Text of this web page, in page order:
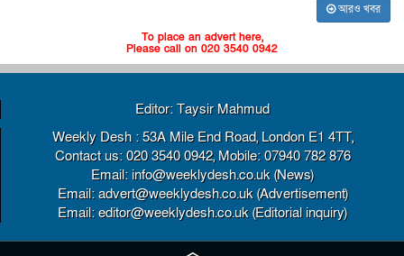
আরও খবর
To place an advert here,
Please call on 020 3540 0942
Editor: Taysir Mahmud
Weekly Desh : 53A Mile End Road, London E1 4TT,
Contact us: 020 3540 0942, Mobile: 07940 782 876
Email: info@weeklydesh.co.uk (News)
Email: advert@weeklydesh.co.uk (Advertisement)
Email: editor@weeklydesh.co.uk (Editorial inquiry)